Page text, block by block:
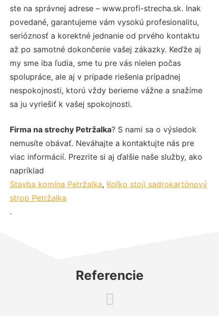
ste na správnej adrese – www.profi-strecha.sk. Inak
povedané, garantujeme vám vysokú profesionalitu,
serióznosť a korektné jednanie od prvého kontaktu
až po samotné dokončenie vašej zákazky. Keďže aj
my sme iba ľudia, sme tu pre vás nielen počas
spolupráce, ale aj v prípade riešenia prípadnej
nespokojnosti, ktorú vždy berieme vážne a snažíme
sa ju vyriešiť k vašej spokojnosti.
Firma na strechy Petržalka? S nami sa o výsledok
nemusíte obávať. Neváhajte a kontaktujte nás pre
viac informácií. Prezrite si aj ďalšie naše služby, ako
napríklad
Stavba komína Petržalka, Koľko stojí sadrokartónový
strop Petržalka
.
Referencie